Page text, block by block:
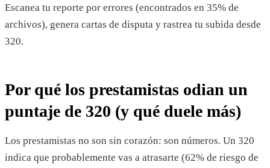
Escanea tu reporte por errores (encontrados en 35% de
archivos), genera cartas de disputa y rastrea tu subida desde
320.
Por qué los prestamistas odian un
puntaje de 320 (y qué duele más)
Los prestamistas no son sin corazón: son números. Un 320
indica que probablemente vas a atrasarte (62% de riesgo de